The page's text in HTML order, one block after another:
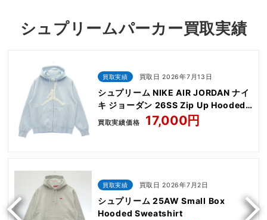
シュプリームパーカー買取実績
買取実績 買取日 2026年7月13日
シュプリーム NIKE AIR JORDAN ナイ
キ ジョーダン 26SS Zip Up Hooded
Sweatshirt
買取実績価格 17,000円
買取実績 買取日 2026年7月2日
シュプリーム 25AW Small Box
Hooded Sweatshirt